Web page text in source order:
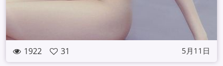
1922 31 5月11日